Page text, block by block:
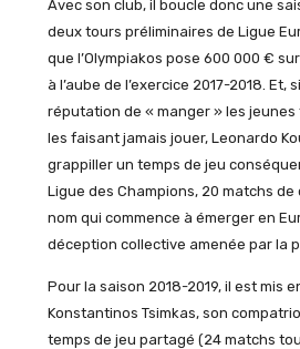
Avec son club, il boucle donc une
deux tours préliminaires de Ligue
que l’Olympiakos pose 600 000 €
à l’aube de l’exercice 2017-2018. Et,
réputation de « manger » les
les faisant jamais jouer, Leonardo
grappiller un temps de jeu
Ligue des Champions, 20 matchs
nom qui commence à émerger en
déception collective amenée par la
Pour la saison 2018-2019, il est mis
Konstantinos Tsimkas, son
temps de jeu partagé (24 matchs